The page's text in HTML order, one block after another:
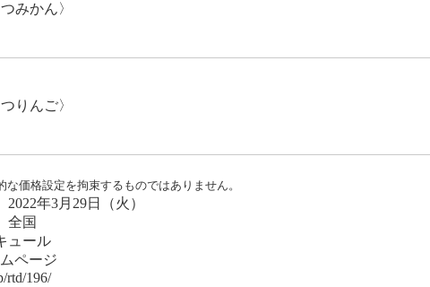
みかん〉
りんご〉
価格設定を拘束するものではありません。
3月29日（火）
国
ール
ページ
rtd/196/